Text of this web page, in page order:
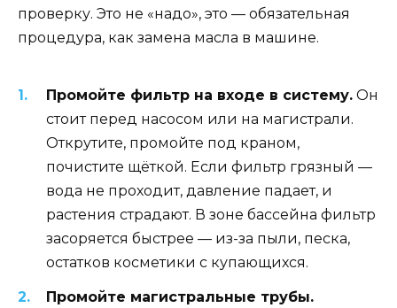
проверку. Это не «надо», это — обязательная
процедура, как замена масла в машине.
Промойте фильтр на входе в систему. Он
стоит перед насосом или на магистрали.
Открутите, промойте под краном,
почистите щёткой. Если фильтр грязный —
вода не проходит, давление падает, и
растения страдают. В зоне бассейна фильтр
засоряется быстрее — из-за пыли, песка,
остатков косметики с купающихся.
Промойте магистральные трубы.